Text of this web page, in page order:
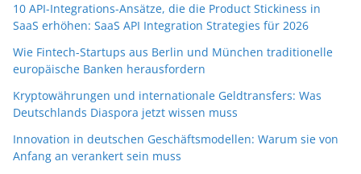
10 API-Integrations-Ansätze, die die Product Stickiness in
SaaS erhöhen: SaaS API Integration Strategies für 2026
Wie Fintech-Startups aus Berlin und München traditionelle
europäische Banken herausfordern
Kryptowährungen und internationale Geldtransfers: Was
Deutschlands Diaspora jetzt wissen muss
Innovation in deutschen Geschäftsmodellen: Warum sie von
Anfang an verankert sein muss